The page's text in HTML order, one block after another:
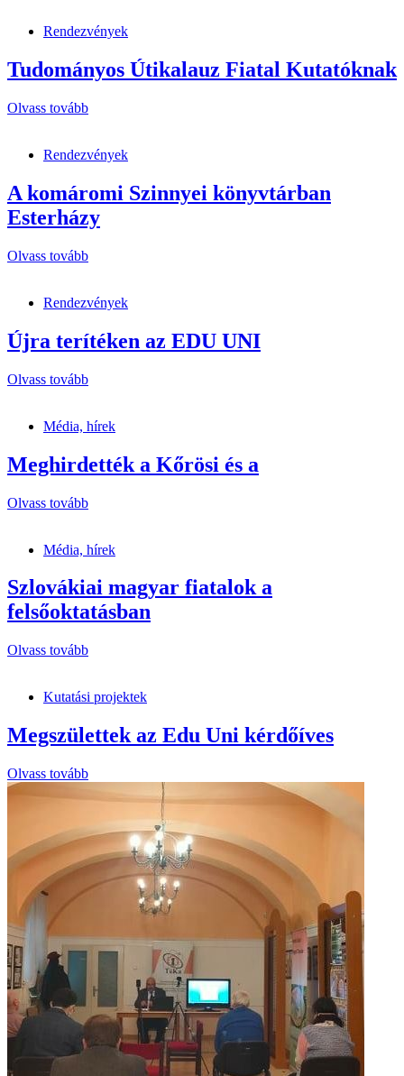
Rendezvények
Tudományos Útikalauz Fiatal Kutatóknak
Olvass tovább
Rendezvények
A komáromi Szinnyei könyvtárban
Esterházy
Olvass tovább
Rendezvények
Újra terítéken az EDU UNI
Olvass tovább
Média, hírek
Meghirdették a Kőrösi és a
Olvass tovább
Média, hírek
Szlovákiai magyar fiatalok a
felsőoktatásban
Olvass tovább
Kutatási projektek
Megszülettek az Edu Uni kérdőíves
Olvass tovább